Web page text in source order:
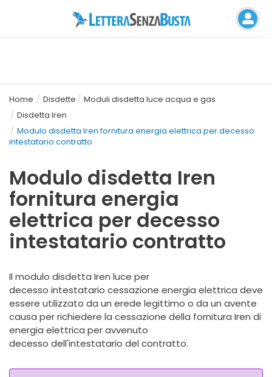
Home Disdette
Moduli disdetta luce acqua e gas
Disdetta Iren
Modulo disdetta Iren fornitura energia elettrica per decesso
intestatario contratto
Modulo disdetta Iren
fornitura energia
elettrica per decesso
intestatario contratto
Il modulo disdetta Iren luce per
decesso intestatario cessazione energia elettrica deve
essere utilizzato da un erede legittimo o da un avente
causa per richiedere la cessazione della fornitura Iren di
energia elettrica per avvenuto
decesso dell'intestatario del contratto.